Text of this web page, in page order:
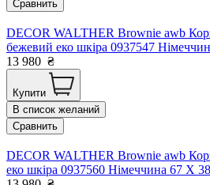
Сравнить
DECOR WALTHER Brownie awb
бежевий еко шкіра 0937547
13 980 ₴
Купити
В список желаний
Сравнить
DECOR WALTHER Brownie awb
еко шкіра 0937560 Німеччина 67 X